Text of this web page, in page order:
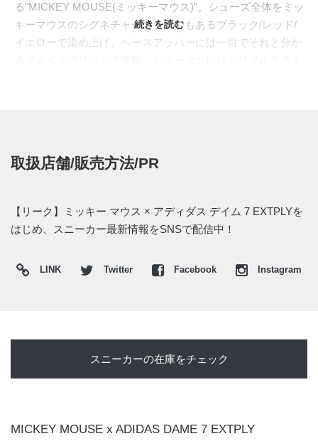
る"MICKEY MOUSE(ミッキーマウス)"。シューズ全体をミッ
キーマウスのシグネチャーカラーでもあるブラック/レッド/
イエローで染め上げ、ベースアッパーには一目でそれと分か
ァンを虜にするキュートな仕上がりへ。
い。
続きを読む
取扱店舗/販売方法/PR
【リーク】ミッキー マウス × アディダス デイム 7 EXTPLYを
はじめ、スニーカー最新情報をSNSで配信中！
LINK Twitter Facebook Instagram
スニーカーの在庫をチェック
MICKEY MOUSE x ADIDAS DAME 7 EXTPLY